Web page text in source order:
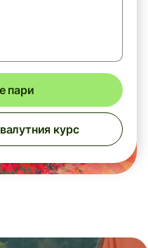
пари
курс